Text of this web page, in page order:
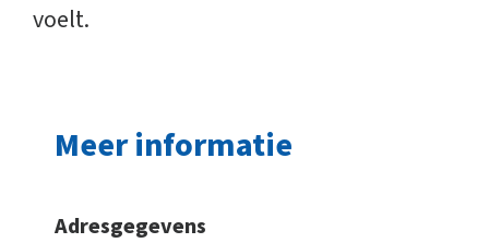
voelt.
Meer informatie
Adresgegevens